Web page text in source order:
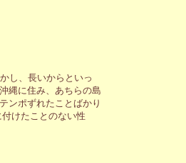
し、長いからといっ
縄に住み、あちらの島
ンポずれたことばかり
けたことのない性